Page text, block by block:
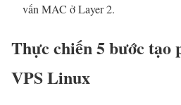
vấn MAC ở Layer 2.
Thực chiến 5 bước tạo
VPS Linux